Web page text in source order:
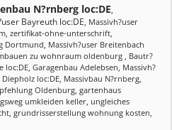
N?rnberg loc:DE,
Bayreuth loc:DE, Massivh?user
, zertifikat-ohne-unterschrift,
Dortmund, Massivh?user Breitenbach
zu wohnraum oldenburg , Bautr?
loc:DE, Garagenbau Adelebsen, Massivh?
loc:DE, Massivbau N?rnberg,
Oldenburg, gartenhaus
umkleiden keller, ungleiches
, grundrisserstellung wohnung kosten,